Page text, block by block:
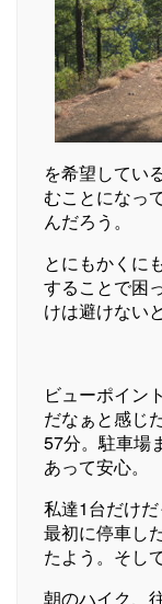
を希望してい
むことになっ
んだろう。
とにもかくに
することで困
けは避けないと
ビューポイン
だなぁと感じ
57分。駐車場
あって安心。
私達1台だけだ
最初に停車し
たよう。そし
朝のハイク、